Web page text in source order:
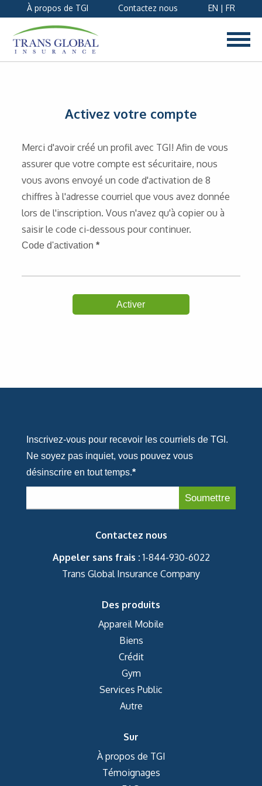
À propos de TGI Contactez nous EN |FR
Activez votre compte
Merci d'avoir créé un profil avec TGI! Afin de vous
assurer que votre compte est sécuritaire, nous
vous avons envoyé un code d'activation de 8
chiffres à l'adresse courriel que vous avez donnée
lors de l'inscription. Vous n'avez qu'à copier ou à
saisir le code ci-dessous pour continuer.
Code d'activation*
Inscrivez-vous pour recevoir les courriels de TGI.
Ne soyez pas inquiet, vous pouvez vous
désinscrire en tout temps.*
Contactez nous
Appeler sans frais :1-844-930-6022
Trans Global Insurance Company
Des produits
Appareil Mobile
Biens
Crédit
Gym
Services Public
Autre
Sur
À propos de TGI
Témoignages